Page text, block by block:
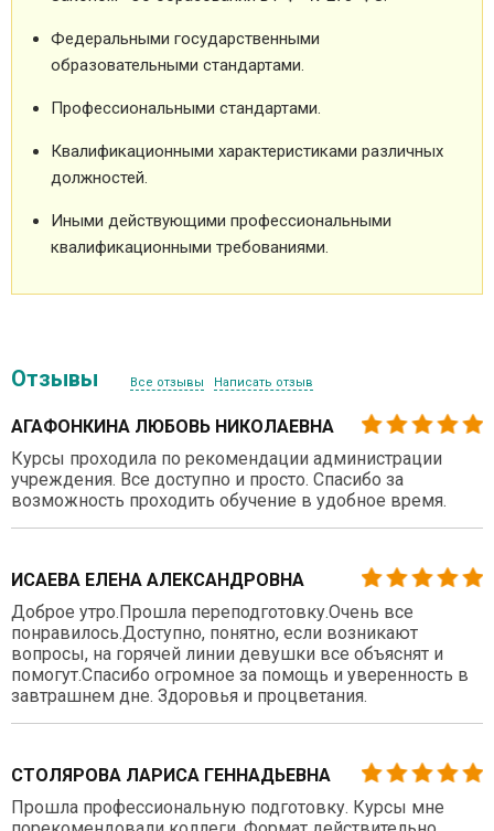
Федеральными государственными
образовательными стандартами.
Профессиональными стандартами.
Квалификационными характеристиками различных
должностей.
Иными действующими профессиональными
квалификационными требованиями.
Отзывы Все отзывы Написать отзыв
АГАФОНКИНА ЛЮБОВЬ НИКОЛАЕВНА
Курсы проходила по рекомендации администрации
учреждения. Все доступно и просто. Спасибо за
возможность проходить обучение в удобное время.
ИСАЕВА ЕЛЕНА АЛЕКСАНДРОВНА
Доброе утро.Прошла переподготовку.Очень все
понравилось.Доступно, понятно, если возникают
вопросы, на горячей линии девушки все объяснят и
помогут.Спасибо огромное за помощь и уверенность в
завтрашнем дне. Здоровья и процветания.
СТОЛЯРОВА ЛАРИСА ГЕННАДЬЕВНА
Прошла профессиональную подготовку. Курсы мне